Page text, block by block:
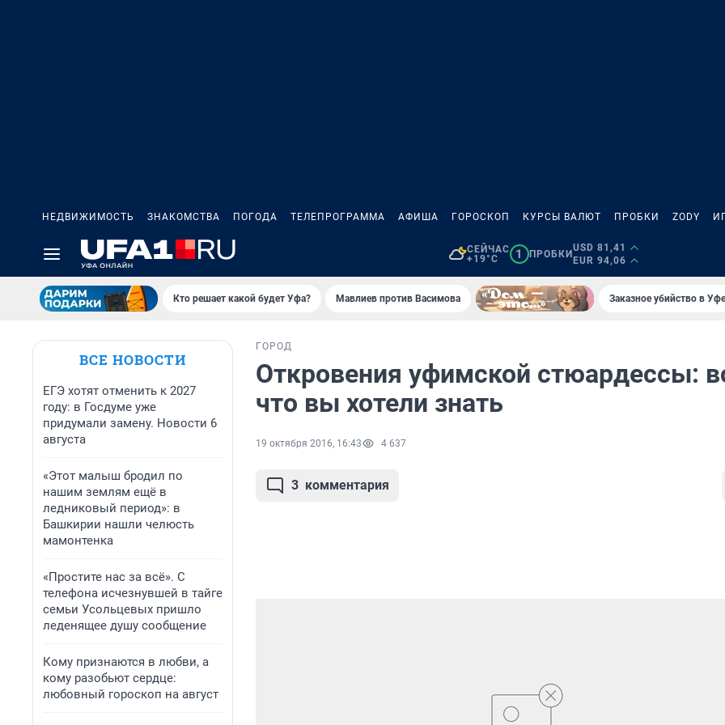
НЕДВИЖИМОСТЬ ЗНАКОМСТВА ПОГОДА ТЕЛЕПРОГРАММА АФИША ГОРОСКОП КУРСЫ ВАЛЮТ ПРОБКИ ZODY
СЕЙЧАС
+19°C
1 ПРОБКИ
USD 81,41
EUR 94,06
Кто решает какой будет Уфа? Мавлиев против Васимова Заказное убийство в
ВСЕ НОВОСТИ
ЕГЭ хотят отменить к 2027
году: в Госдуме уже
придумали замену. Новости 6
августа
«Этот малыш бродил по
нашим землям ещё в
ледниковый период»: в
Башкирии нашли челюсть
мамонтенка
«Простите нас за всё». С
телефона исчезнувшей в тайге
семьи Усольцевых пришло
леденящее душу сообщение
Кому признаются в любви, а
кому разобьют сердце:
любовный гороскоп на август
ГОРОД
Откровения уфимской стюардессы:
что вы хотели знать
19 октября 2016, 16:43 4 637
3 комментария